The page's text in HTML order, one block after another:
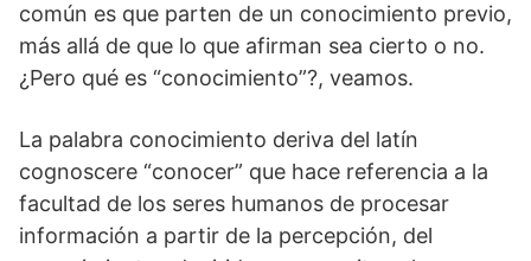
común es que parten de un conocimiento previo,
más allá de que lo que afirman sea cierto o no.
¿Pero qué es “conocimiento”?, veamos.
La palabra conocimiento deriva del latín
cognoscere “conocer” que hace referencia a la
facultad de los seres humanos de procesar
información a partir de la percepción, del